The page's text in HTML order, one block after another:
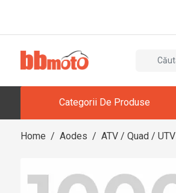
Categorii De Produse
Home / Aodes / ATV / Quad / UTV